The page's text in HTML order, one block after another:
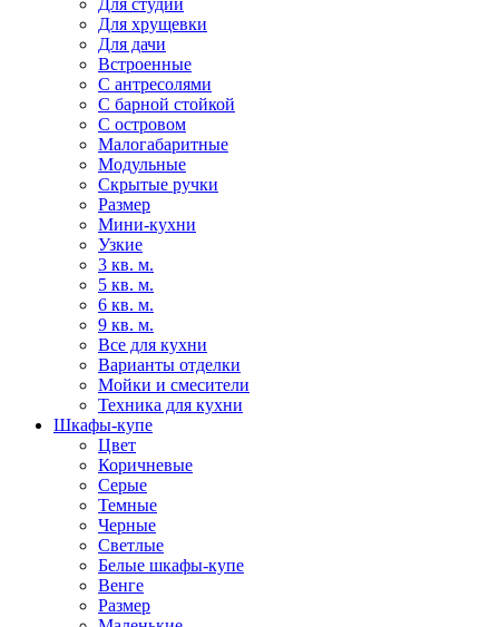
Для студии
Для хрущевки
Для дачи
Встроенные
С антресолями
С барной стойкой
С островом
Малогабаритные
Модульные
Скрытые ручки
Размер
Мини-кухни
Узкие
3 кв. м.
5 кв. м.
6 кв. м.
9 кв. м.
Все для кухни
Варианты отделки
Мойки и смесители
Техника для кухни
Шкафы-купе
Цвет
Коричневые
Серые
Темные
Черные
Светлые
Белые шкафы-купе
Венге
Размер